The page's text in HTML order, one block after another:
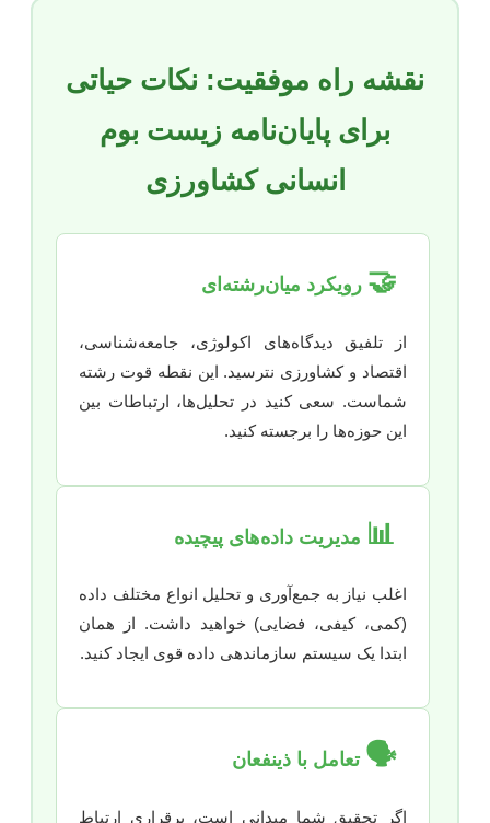
نقشه راه موفقیت: نکات حیاتی
برای پایان‌نامه زیست بوم
انسانی کشاورزی
🤝 رویکرد میان‌رشته‌ای
از تلفیق دیدگاه‌های اکولوژی، جامعه‌شناسی،
اقتصاد و کشاورزی نترسید. این نقطه قوت رشته
شماست. سعی کنید در تحلیل‌ها، ارتباطات بین
این حوزه‌ها را برجسته کنید.
📊 مدیریت داده‌های پیچیده
اغلب نیاز به جمع‌آوری و تحلیل انواع مختلف داده
(کمی، کیفی، فضایی) خواهید داشت. از همان
ابتدا یک سیستم سازماندهی داده قوی ایجاد کنید.
🗣️ تعامل با ذینفعان
اگر تحقیق شما میدانی است، برقراری ارتباط